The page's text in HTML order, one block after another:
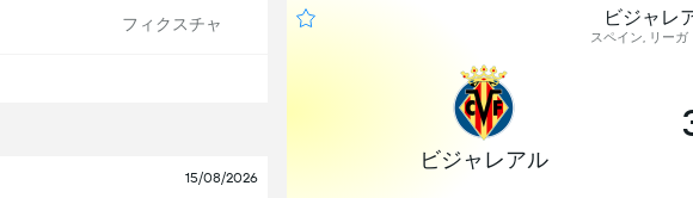
フィクスチャ
15/08/2026
ビジャレ
スペイン, リーガ
ビジャレアル